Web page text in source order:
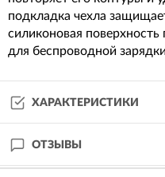
подкладка чехла
силиконовая
для беспроводной
ХАРАКТЕРИСТИКИ
ОТЗЫВЫ